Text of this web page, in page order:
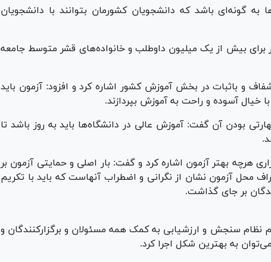
به گونه‌ای باشد که دانشجویان کشورمان بتوانند با دانشجویان
برای بیش از یک میلیون داوطلب و خانواده‌های قشر متوسط جامعه
و باثبات در بخش آموزش کشور اشاره کرد و افزود: آزمون باید
خیال آسوده و راحت به آموزش بپردازند.
بودن آن گفت: آموزش عالی در دانشگاه‌ها باید به روز باشد تا
هرچه بهتر آزمون اشاره کرد و گفت: بار اصلی و حمایتی آزمون بر
محل آزمون نشان از نگرانی و اضطراب آنهاست که باید با تکریم
بر جای گذاشت.
سنجش و ارزشیابی به کمک همه مسئولان و برگزارکنندگان و
به بهترین شکل اجرا کرد.